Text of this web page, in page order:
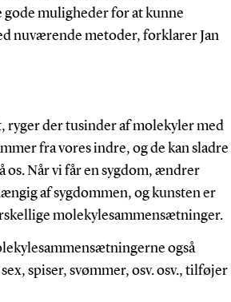
gode muligheder for at kunne
nuværende metoder, forklarer Jan
ryger der tusinder af molekyler med
fra vores indre, og de kan sladre
os. Når vi får en sygdom, ændrer
af sygdommen, og kunsten er
molekylesammensætninger.
også
spiser, svømmer, osv. osv., tilføjer